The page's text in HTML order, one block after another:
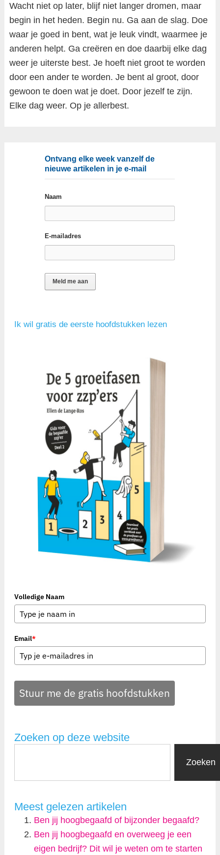
Wacht niet op later, blijf niet langer dromen, maar
begin in het heden. Begin nu. Ga aan de slag. Doe
waar je goed in bent, wat je leuk vindt, waarmee je
anderen helpt. Ga creëren en doe daarbij elke dag
weer je uiterste best. Je hoeft niet groot te worden
door een ander te worden. Je bent al groot, door
gewoon te doen wat je doet. Door jezelf te zijn.
Elke dag weer. Op je allerbest.
Ontvang elke week vanzelf de
nieuwe artikelen in je e-mail
Naam
E-mailadres
Ik wil gratis de eerste hoofdstukken lezen
Volledige Naam
Email*
Stuur me de gratis hoofdstukken
Zoeken op deze website
Zoeken
Meest gelezen artikelen
Ben jij hoogbegaafd of bijzonder begaafd?
Ben jij hoogbegaafd en overweeg je een
eigen bedrijf? Dit wil je weten om te starten